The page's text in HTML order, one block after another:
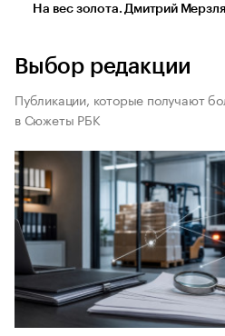
На вес золота. Дмитрий
Выбор редакции
Публикации, которые получают
в Сюжеты РБК